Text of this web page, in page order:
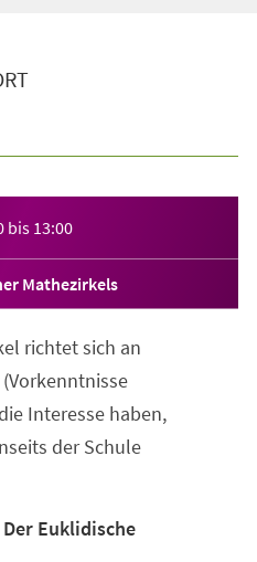
bis 13:00
Mathezirkels
richtet sich an
Interesse haben,
der Schule
Euklidische